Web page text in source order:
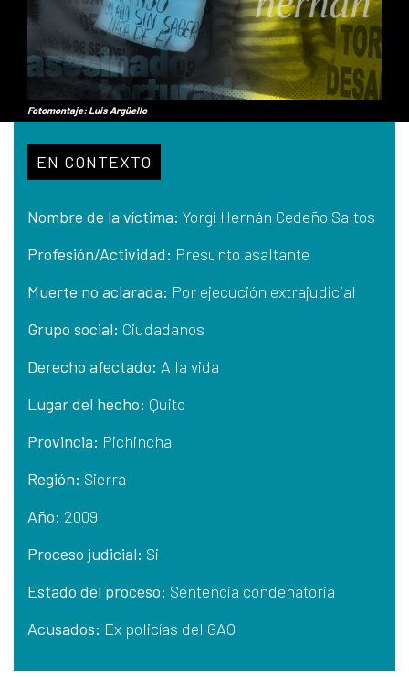
Fotomontaje: Luis Argüello
EN CONTEXTO
Nombre de la víctima: Yorgi Hernán Cedeño Saltos
Profesión/Actividad: Presunto asaltante
Muerte no aclarada: Por ejecución extrajudicial
Grupo social: Ciudadanos
Derecho afectado: A la vida
Lugar del hecho: Quito
Provincia: Pichincha
Región: Sierra
Año: 2009
Proceso judicial: Si
Estado del proceso: Sentencia condenatoria
Acusados: Ex policías del GAO